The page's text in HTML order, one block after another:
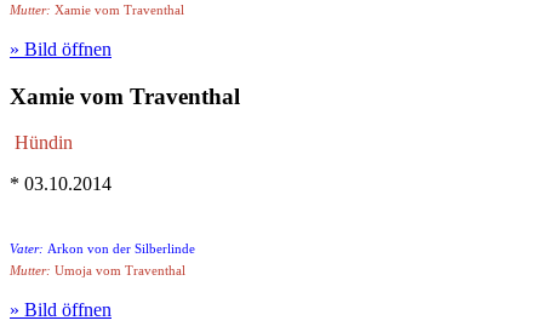
Mutter: Xamie vom Traventhal
» Bild öffnen
Xamie vom Traventhal
Hündin
* 03.10.2014
Vater: Arkon von der Silberlinde
Mutter: Umoja vom Traventhal
» Bild öffnen